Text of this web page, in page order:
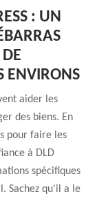
: UN
ENVIRONS
aider les
des biens. En
pour faire les
à DLD
spécifiques
Sachez qu'il a le